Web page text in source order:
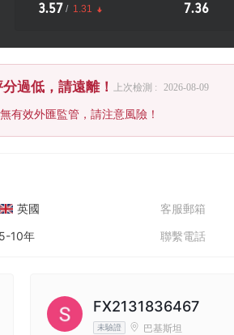
3.57 / 1.31 7.36
過低，請遠離！ 上次檢測 : 2026-08-09
有效外匯監管，請注意風險！
英國
5-10年
客服郵箱
聯繫電話
FX2131836467
未驗證 巴基斯坦